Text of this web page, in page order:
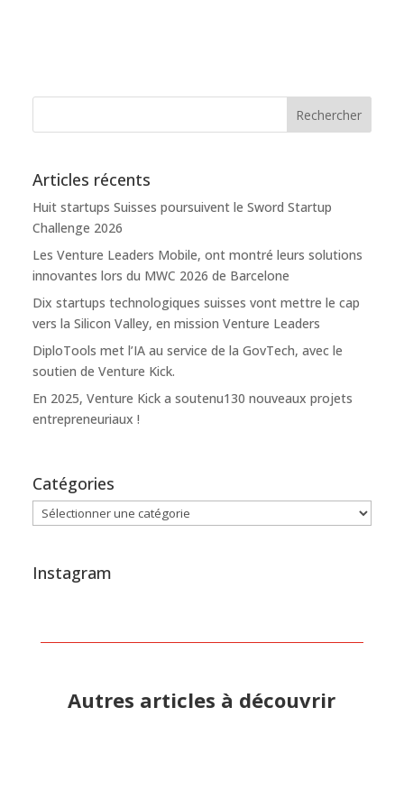
Articles récents
Huit startups Suisses poursuivent le Sword Startup
Challenge 2026
Les Venture Leaders Mobile, ont montré leurs solutions
innovantes lors du MWC 2026 de Barcelone
Dix startups technologiques suisses vont mettre le cap
vers la Silicon Valley, en mission Venture Leaders
DiploTools met l’IA au service de la GovTech, avec le
soutien de Venture Kick.
En 2025, Venture Kick a soutenu130 nouveaux projets
entrepreneuriaux !
Catégories
Catégories
Instagram
Autres articles à découvrir